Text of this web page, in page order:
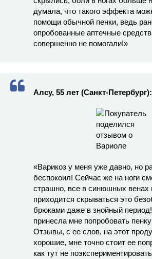
думала, что такого эффекта
помощи обычной пенки, ведь
опробованные аптечные
совершенно не помогали!»
Алсу, 55 лет (Санкт-Петербург):
«Варикоз у меня уже давно, но
беспокоил! Сейчас же на ноги
страшно, все в синюшных венах
приходится скрываться это
брюками даже в знойный
принесла мне попробовать
Отзывы, с ее слов, на этот
хорошие, мне точно стоит ее
как тут не